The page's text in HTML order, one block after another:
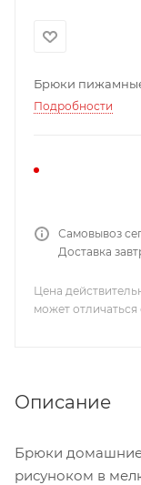
Брюки
Подробности
Самовывоз
Доставка
Цена
может отличаться
Описание
Брюки домашние
рисуноком в